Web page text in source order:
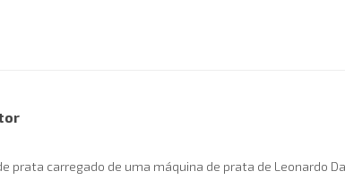
prata carregado de uma máquina de prata de Leonardo